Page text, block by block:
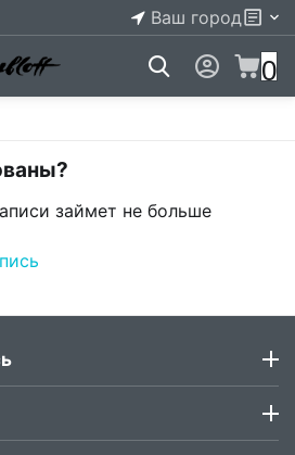
Ваш город
0
займет не больше